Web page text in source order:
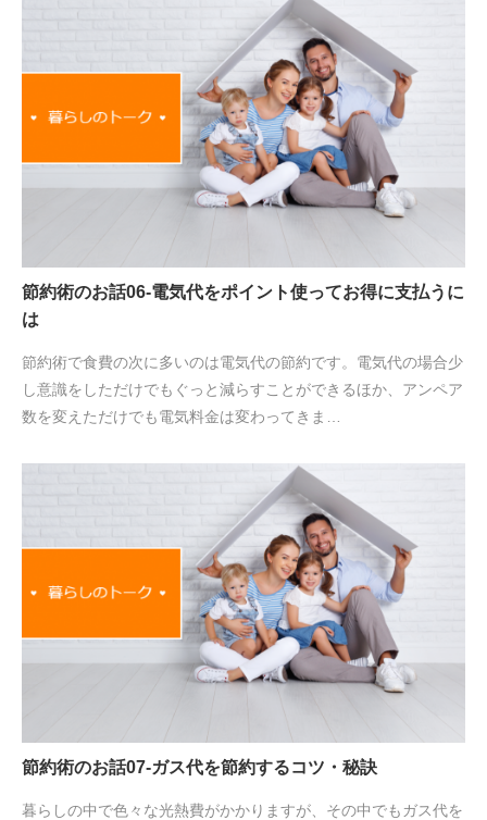
節約術のお話06-電気代をポイント使ってお得に支払うに
は
節約術で食費の次に多いのは電気代の節約です。電気代の場合少
し意識をしただけでもぐっと減らすことができるほか、アンペア
数を変えただけでも電気料金は変わってきま…
節約術のお話07-ガス代を節約するコツ・秘訣
暮らしの中で色々な光熱費がかかりますが、その中でもガス代を